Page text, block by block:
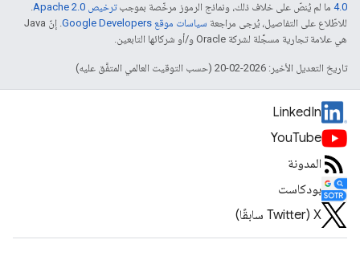
4.0‏ ما لم يُنصّ على خلاف ذلك، ونماذج الرموز مرخّصة بموجبترخيص Apache 2.0‏
.
للاطّلاع على التفاصيل، يُرجى مراجعة سياسات موقع Google Developers‏
. إنّ Java
هي علامة تجارية مسجَّلة لشركة Oracle و/أو شركائها التابعين.
تاريخ التعديل الأخير: 2026-02-20 (حسب التوقيت العالمي المتفَّق عليه)
LinkedIn
YouTube
المدونة
بودكاست
‫X ‏(Twitter سابقًا)